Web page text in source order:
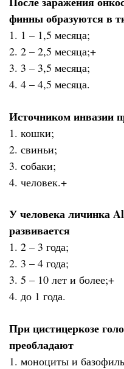
финны образуются в
1. 1 – 1,5 месяца;
2. 2 – 2,5 месяца;+
3. 3 – 3,5 месяца;
4. 4 – 4,5 месяца.
Источником инвазии
1. кошки;
2. свиньи;
3. собаки;
4. человек.+
У человека личинка
развивается
1. 2 – 3 года;
2. 3 – 4 года;
3. 5 – 10 лет и более;+
4. до 1 года.
При цистицеркозе
преобладают
1. моноциты и